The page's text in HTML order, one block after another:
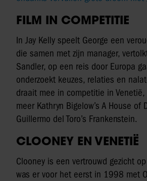
FILM IN COMPETITIE
In Jay Kelly speelt George een
die samen met zijn manager,
Sandler, op een reis door Europa
onderzoekt keuzes, relaties en
draait mee in competitie in
meer Kathryn Bigelow’s A House of
Guillermo del Toro’s Frankenstein.
CLOONEY EN VENETIË
Clooney is een vertrouwd gezicht
was er voor het eerst in 1998 met